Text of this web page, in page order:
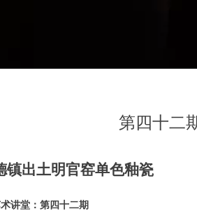
第四十二
镇出土明官窑单色釉瓷
讲堂： 第 四十二期